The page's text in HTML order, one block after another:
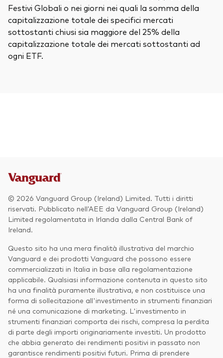
Festivi Globali o nei giorni nei quali la somma della
capitalizzazione totale dei specifici mercati
sottostanti chiusi sia maggiore del 25% della
capitalizzazione totale dei mercati sottostanti ad
ogni ETF.
© 2026 Vanguard Group (Ireland) Limited. Tutti i diritti
riservati. Pubblicato nell’AEE da Vanguard Group (Ireland)
Limited regolamentata in Irlanda dalla Central Bank of
Ireland.
Questo sito ha una mera finalità illustrativa del marchio
Vanguard e dei prodotti Vanguard che possono essere
commercializzati in Italia in base alla regolamentazione
applicabile. Qualsiasi informazione contenuta in questo sito
ha una finalità puramente illustrativa, e non costituisce una
forma di sollecitazione all'investimento in strumenti finanziari
né una comunicazione di marketing. L'investimento in
strumenti finanziari comporta dei rischi, compresa la perdita
di parte degli importi originariamente investiti. Un prodotto
che abbia generato dei rendimenti positivi in passato non
garantisce rendimenti positivi futuri. Prima di prendere